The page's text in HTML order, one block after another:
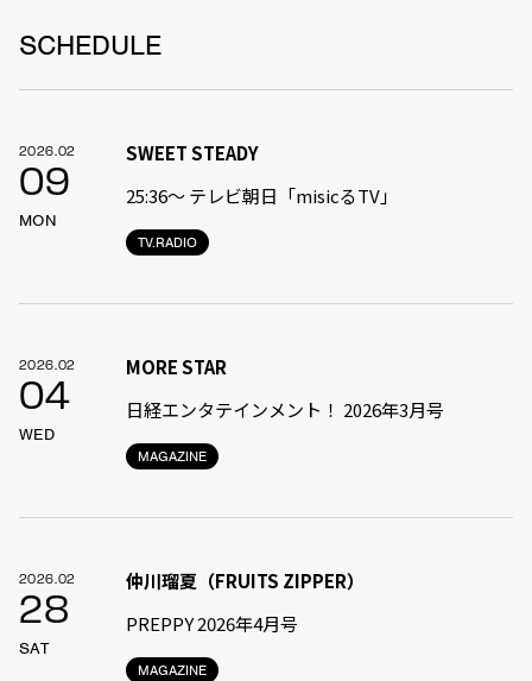
SCHEDULE
2026.02
09
MON
TV.RADIO
SWEET STEADY
25:36〜 テレビ朝日「misicるTV」
2026.02
04
WED
MAGAZINE
MORE STAR
日経エンタテインメント！ 2026年3月号
2026.02
28
SAT
MAGAZINE
仲川瑠夏（FRUITS ZIPPER）
PREPPY 2026年4月号